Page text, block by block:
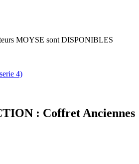
MOYSE sont DISPONIBLES
4)
: Coffret Anciennes